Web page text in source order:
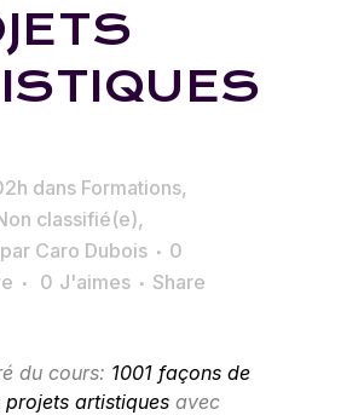
dans Formations,
classifié(e),
par Caro Dubois
0
0 J'aimes Share
du cours: 1001 façons de
artistiques avec